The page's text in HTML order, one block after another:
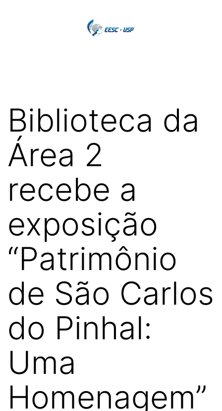
Biblioteca da
Área 2
recebe a
exposição
“Patrimônio
de São Carlos
do Pinhal:
Uma
Homenagem”